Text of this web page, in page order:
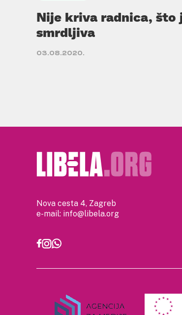
Nije kriva radnica, što
smrdljiva
03.08.2020.
Nova cesta 4, Zagreb
e-mail: info@libela.org